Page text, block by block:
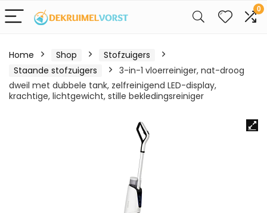
0
Home Shop
Stofzuigers
Staande stofzuigers
3-in-1 vloerreiniger, nat-droog
dweil met dubbele tank, zelfreinigend LED-display,
krachtige, lichtgewicht, stille bekledingsreiniger